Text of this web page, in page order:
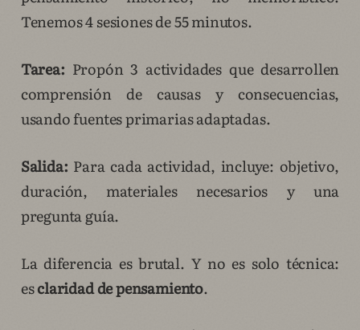
Tenemos 4 sesiones de 55 minutos.
Tarea: Propón 3 actividades que desarrollen
comprensión de causas y consecuencias,
usando fuentes primarias adaptadas.
Salida: Para cada actividad, incluye: objetivo,
duración, materiales necesarios y una
pregunta guía.
La diferencia es brutal. Y no es solo técnica:
esclaridad de pensamiento.